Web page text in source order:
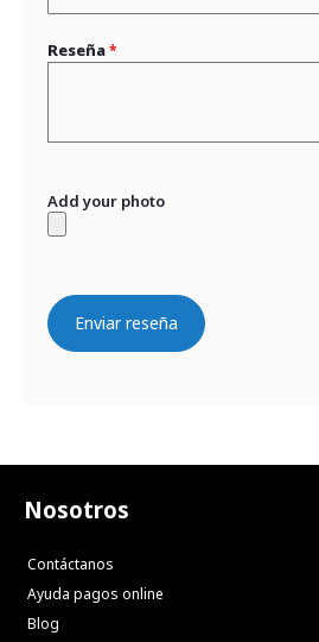
Reseña
Add your photo
Enviar reseña
Nosotros
Contáctanos
Ayuda pagos online
Blog